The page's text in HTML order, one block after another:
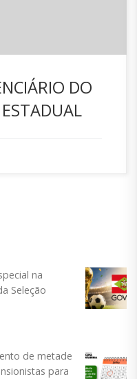
DO
na
Seleção
de metade
para